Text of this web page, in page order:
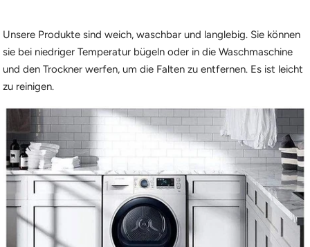
Unsere Produkte sind weich, waschbar und langlebig. Sie können
sie bei niedriger Temperatur bügeln oder in die Waschmaschine
und den Trockner werfen, um die Falten zu entfernen. Es ist leicht
zu reinigen.